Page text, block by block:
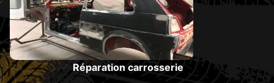
Réparation carrosserie